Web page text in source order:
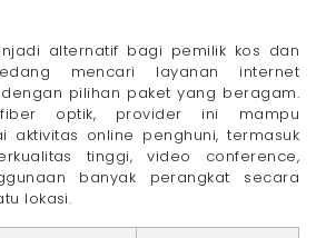
alternatif bagi pemilik kos dan
mencari layanan internet
pilihan paket yang beragam.
optik, provider ini mampu
aktivitas online penghuni, termasuk
tinggi, video conference,
banyak perangkat secara
lokasi.